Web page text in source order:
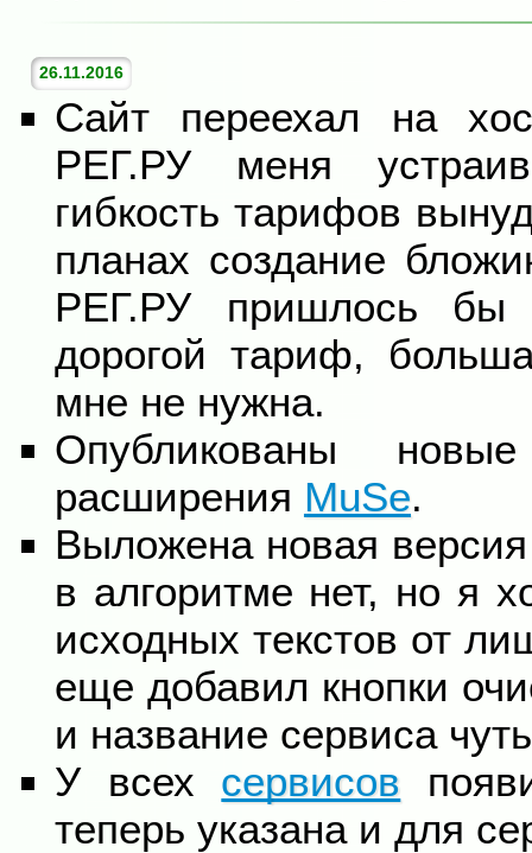
26.11.2016
Сайт переехал на
РЕГ.РУ меня
гибкость тарифов
планах создание
РЕГ.РУ пришлось бы
дорогой тариф,
мне не нужна.
Опубликованы
расширения MuSe.
Выложена новая
в алгоритме нет, но я
исходных текстов от
еще добавил кнопки
и название сервиса
У всех сервисов
теперь указана и для